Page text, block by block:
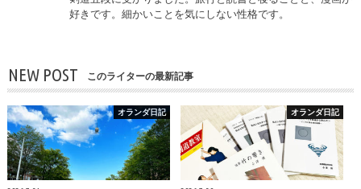
好きです。細かいことを気にしない性格です。
NEW POST このライターの最新記事
オランダ日記 オランダ日記